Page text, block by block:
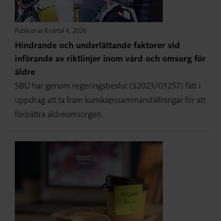
Publiceras Kvartal 4, 2026
Hindrande och underlättande faktorer vid
införande av riktlinjer inom vård och omsorg för
äldre
SBU har genom regeringsbeslut (S2023/03257) fått i
uppdrag att ta fram kunskapssammanställningar för att
förbättra äldreomsorgen.